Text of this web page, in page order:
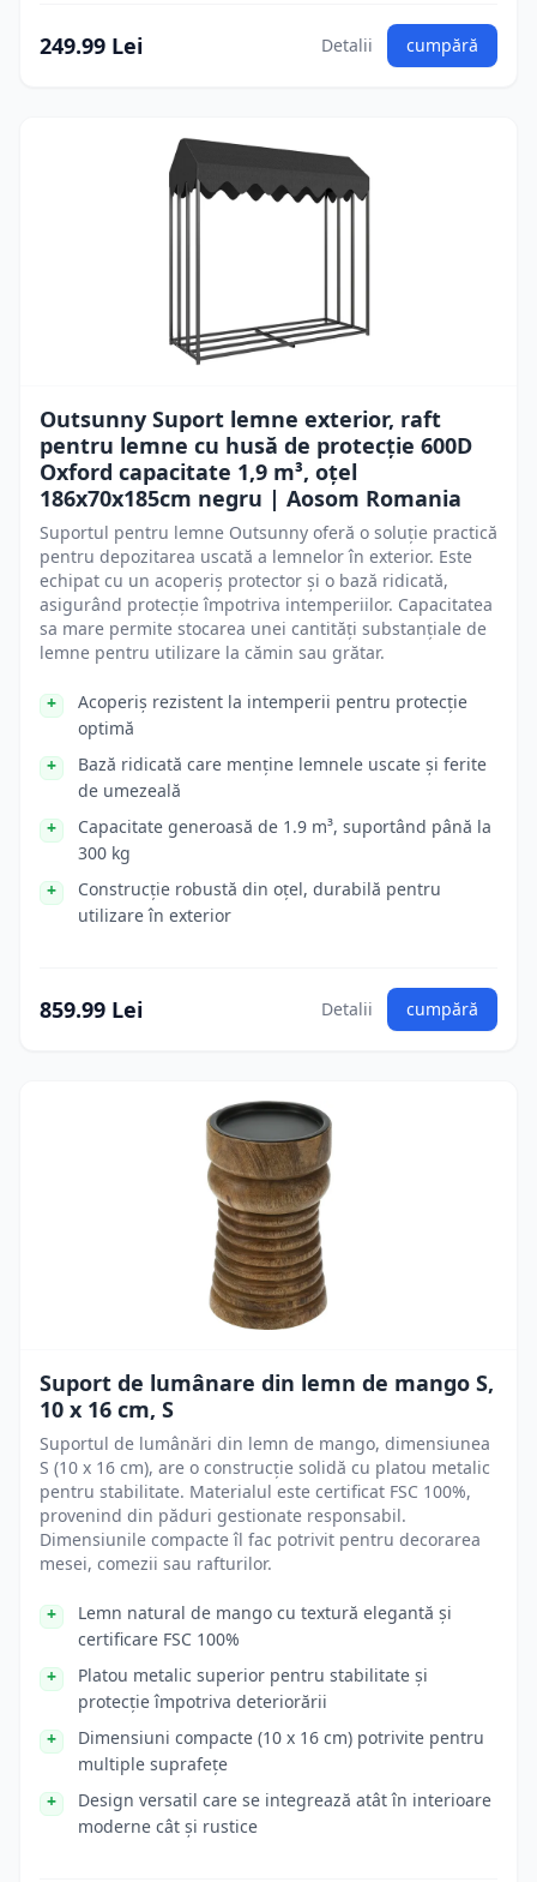
249.99 Lei Detalii cumpără
Outsunny Suport lemne exterior, raft
pentru lemne cu husă de protecție 600D
Oxford capacitate 1,9 m³, oțel
186x70x185cm negru | Aosom Romania
Suportul pentru lemne Outsunny oferă o soluție practică
pentru depozitarea uscată a lemnelor în exterior. Este
echipat cu un acoperiș protector și o bază ridicată,
asigurând protecție împotriva intemperiilor. Capacitatea
sa mare permite stocarea unei cantități substanțiale de
lemne pentru utilizare la cămin sau grătar.
Acoperiș rezistent la intemperii pentru protecție
optimă
Bază ridicată care menține lemnele uscate și ferite
de umezeală
Capacitate generoasă de 1.9 m³, suportând până la
300 kg
Construcție robustă din oțel, durabilă pentru
utilizare în exterior
859.99 Lei Detalii cumpără
Suport de lumânare din lemn de mango S,
10 x 16 cm, S
Suportul de lumânări din lemn de mango, dimensiunea
S (10 x 16 cm), are o construcție solidă cu platou metalic
pentru stabilitate. Materialul este certificat FSC 100%,
provenind din păduri gestionate responsabil.
Dimensiunile compacte îl fac potrivit pentru decorarea
mesei, comezii sau rafturilor.
Lemn natural de mango cu textură elegantă și
certificare FSC 100%
Platou metalic superior pentru stabilitate și
protecție împotriva deteriorării
Dimensiuni compacte (10 x 16 cm) potrivite pentru
multiple suprafețe
Design versatil care se integrează atât în interioare
moderne cât și rustice